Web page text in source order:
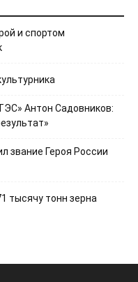
и спортом
Антон Садовников:
звание Героя России
тысячу тонн зерна